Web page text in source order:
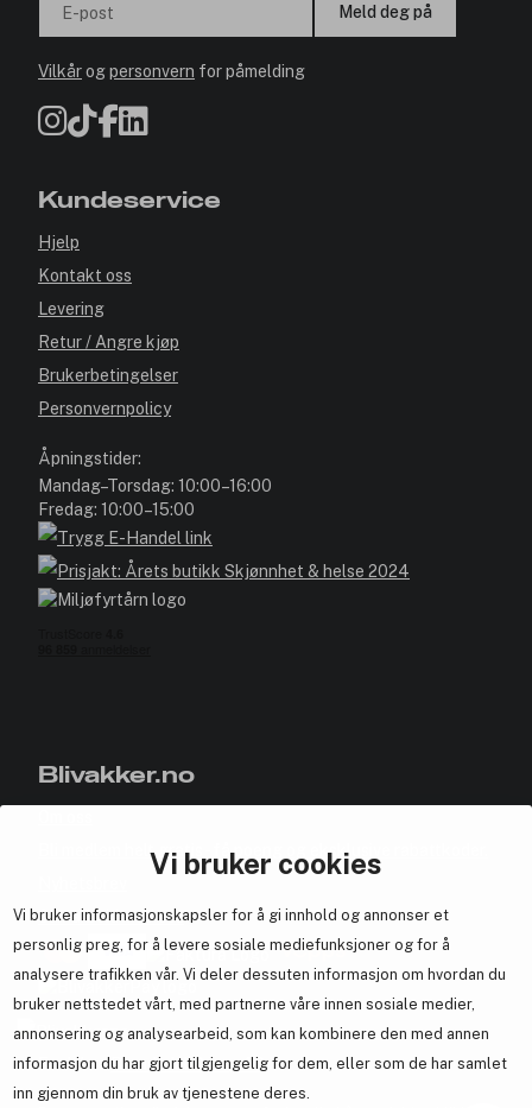
Vi bruker cookies
Vi bruker informasjonskapsler for å gi innhold og annonser et
personlig preg, for å levere sosiale mediefunksjoner og for å
analysere trafikken vår. Vi deler dessuten informasjon om hvordan du
bruker nettstedet vårt, med partnerne våre innen sosiale medier,
annonsering og analysearbeid, som kan kombinere den med annen
informasjon du har gjort tilgjengelig for dem, eller som de har samlet
inn gjennom din bruk av tjenestene deres.
E-post Meld deg på
Vilkårogpersonvern for påmelding
Kundeservice
Hjelp
Kontakt oss
Levering
Retur / Angre kjøp
Brukerbetingelser
Personvernpolicy
Åpningstider:
Mandag–Torsdag: 10:00–16:00
Fredag: 10:00–15:00
Blivakker.no
Bli medlem helt gratis - få poeng og eksklusive rabattkoder.
Samarbeid med oss
En del avBrandsdal Group AS